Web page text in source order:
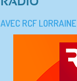
AVEC RCF LORRAINE